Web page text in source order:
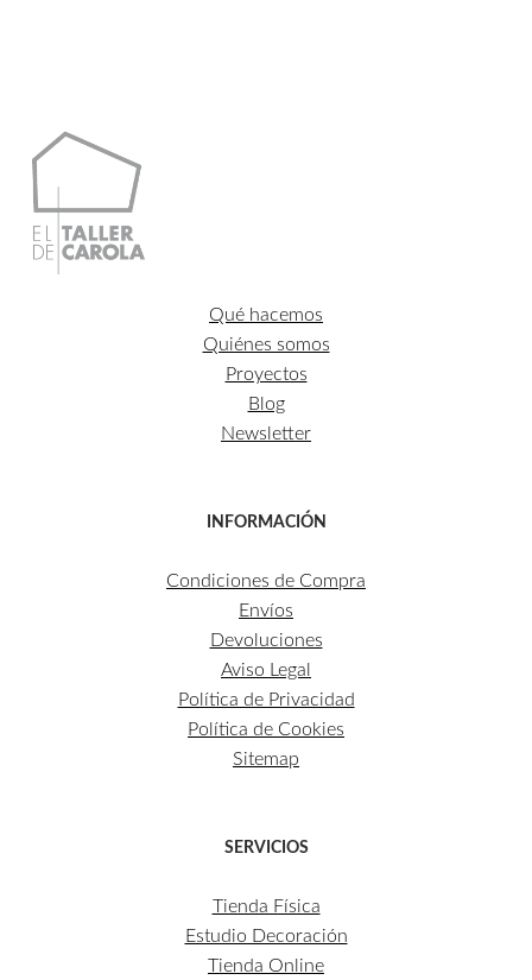
Qué hacemos
Quiénes somos
Proyectos
Blog
Newsletter
INFORMACIÓN
Condiciones de Compra
Envíos
Devoluciones
Aviso Legal
Política de Privacidad
Política de Cookies
Sitemap
SERVICIOS
Tienda Física
Estudio Decoración
Tienda Online